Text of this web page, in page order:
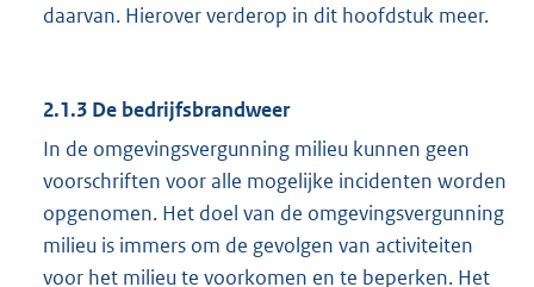
daarvan. Hierover verderop in dit hoofdstuk meer.
2.1.3 De bedrijfsbrandweer
In de omgevingsvergunning milieu kunnen geen
voorschriften voor alle mogelijke incidenten worden
opgenomen. Het doel van de omgevingsvergunning
milieu is immers om de gevolgen van activiteiten
voor het milieu te voorkomen en te beperken. Het